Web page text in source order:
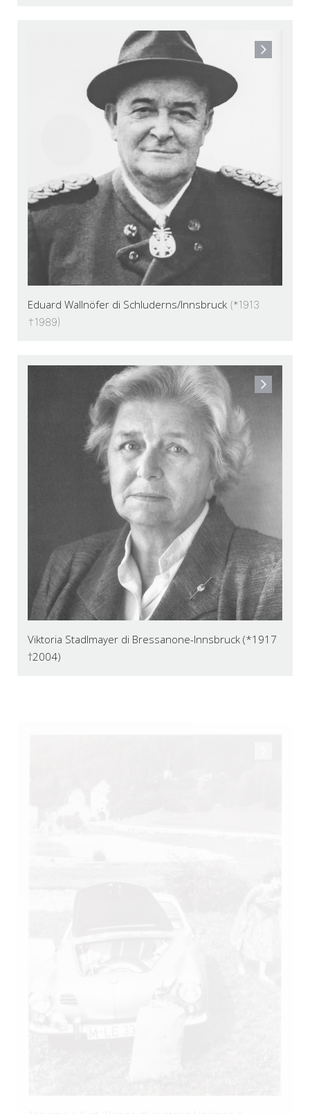
Eduard Wallnöfer di Schluderns/Innsbruck (*1913
†1989)
Viktoria Stadlmayer di Bressanone-Innsbruck (*1917
†2004)